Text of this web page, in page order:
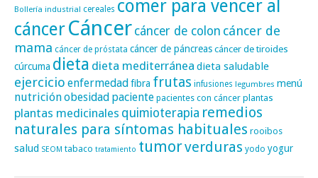
Bollería industrial cereales comer para vencer al
cáncerCáncer cáncer de colon cáncer de
mama cáncer de próstata cáncer de páncreascáncer de tiroides
cúrcuma dieta dieta mediterránea dieta saludable
ejercicio enfermedadfibra frutas infusiones legumbres menú
nutriciónobesidad paciente pacientes con cáncer plantas
plantas medicinales quimioterapia remedios
naturales para síntomas habituales rooibos
salud SEOM tabaco tratamiento tumorverduras yodo yogur